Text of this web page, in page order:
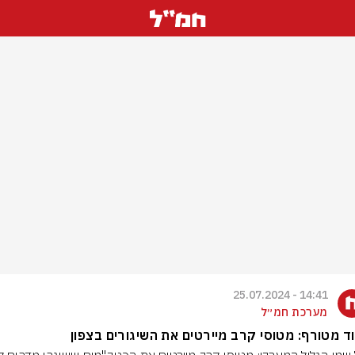
14:41 - 25.07.2024
מערכת חמ״ל
מטורף: מטוסי קרב מיירטים את השיגורים בצפון